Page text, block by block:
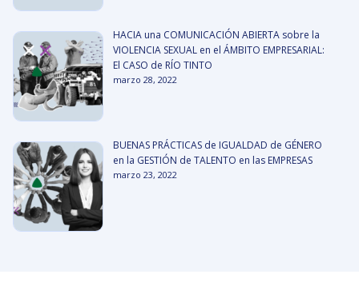
HACIA una COMUNICACIÓN ABIERTA sobre la
VIOLENCIA SEXUAL en el ÁMBITO EMPRESARIAL:
El CASO de RÍO TINTO
marzo 28, 2022
BUENAS PRÁCTICAS de IGUALDAD de GÉNERO
en la GESTIÓN de TALENTO en las EMPRESAS
marzo 23, 2022